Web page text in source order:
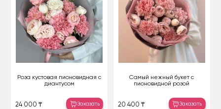
Роза кустовая пионовидная с
диантусом
24 000 ₸ Заказать
Самый нежный букет с
пионовидной розой
20 400 ₸ Заказать